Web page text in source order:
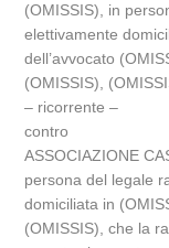
(OMISSIS), in
elettivamente
dell’avvocato
(OMISSIS),
– ricorrente –
contro
ASSOCIAZIONE
persona del legale
domiciliata in
(OMISSIS), che la